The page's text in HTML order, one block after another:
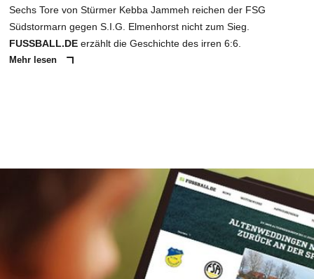
Sechs Tore von Stürmer Kebba Jammeh reichen der FSG
Südstormarn gegen S.I.G. Elmenhorst nicht zum Sieg.
FUSSBALL.DE erzählt die Geschichte des irren 6:6.
Mehr lesen